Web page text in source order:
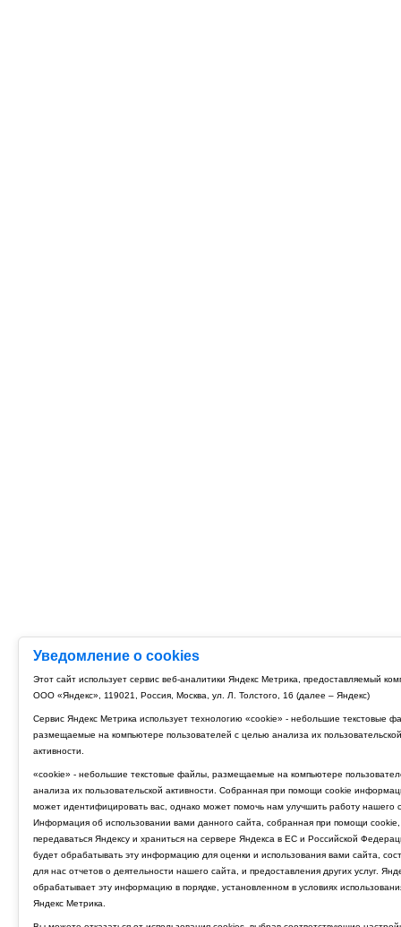
Уведомление о cookies
Этот сайт использует сервис веб-аналитики Яндекс Метрика, предоставляемый
ООО «Яндекс», 119021, Россия, Москва, ул. Л. Толстого, 16 (далее – Яндекс)
Сервис Яндекс Метрика использует технологию «cookie» - небольшие текстовые
размещаемые на компьютере пользователей с целью анализа их пользовательской
активности.
«cookie» - небольшие текстовые файлы, размещаемые на компьютере
анализа их пользовательской активности. Собранная при помощи cookie
может идентифицировать вас, однако может помочь нам улучшить работу нашего
Информация об использовании вами данного сайта, собранная при помощи cookie,
передаваться Яндексу и храниться на сервере Яндекса в ЕС и Российской
будет обрабатывать эту информацию для оценки и использования вами сайта,
для нас отчетов о деятельности нашего сайта, и предоставления других услуг.
обрабатывает эту информацию в порядке, установленном в условиях
Яндекс Метрика.